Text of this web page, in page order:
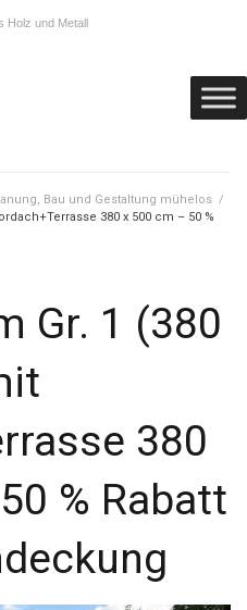
Holz und Metall
Bau und Gestaltung mühelos /
380 x 500 cm – 50 %
Gr. 1 (380
380
% Rabatt